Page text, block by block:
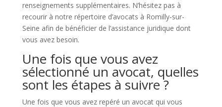
renseignements supplémentaires. N’hésitez pas à
recourir à notre répertoire d’avocats à Romilly-sur-
Seine afin de bénéficier de l’assistance juridique dont
vous avez besoin.
Une fois que vous avez
sélectionné un avocat, quelles
sont les étapes à suivre ?
Une fois que vous avez repéré un avocat qui vous